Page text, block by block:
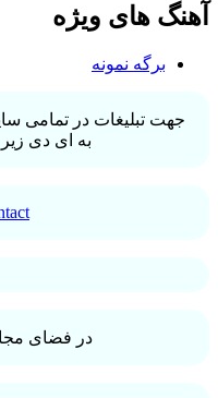
آهنگ های ویژه
برگه نمونه
جهت تبلیغات در تمامی
به ای دی زیر
در فضای